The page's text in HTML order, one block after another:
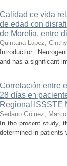
Calidad de vida
de edad con
de Morelia, entre
Quintana López,
Introduction:
and has a significant
Correlación entre
28 días en
Regional ISSSTE
Sedano Gómez,
In the present study,
determined in patients